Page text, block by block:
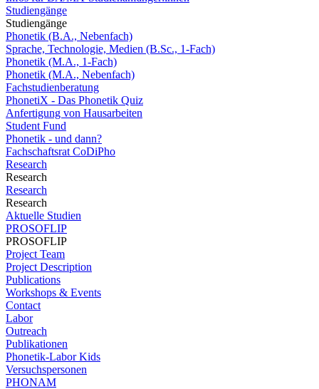
Studiengänge
Studiengänge
Phonetik (B.A., Nebenfach)
Sprache, Technologie, Medien (B.Sc., 1-Fach)
Phonetik (M.A., 1-Fach)
Phonetik (M.A., Nebenfach)
Fachstudienberatung
PhonetiX - Das Phonetik Quiz
Anfertigung von Hausarbeiten
Student Fund
Phonetik - und dann?
Fachschaftsrat CoDiPho
Research
Research
Research
Research
Aktuelle Studien
PROSOFLIP
PROSOFLIP
Project Team
Project Description
Publications
Workshops & Events
Contact
Labor
Outreach
Publikationen
Phonetik-Labor Kids
Versuchspersonen
PHONAM